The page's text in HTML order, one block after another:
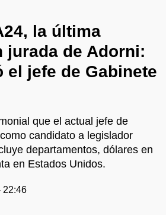
la última
jurada de Adorni:
el jefe de Gabinete
que el actual jefe de
candidato a legislador
departamentos, dólares en
en Estados Unidos.
22:46